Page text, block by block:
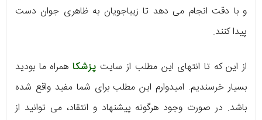
و با دقت انجام می دهد تا زیباجویان به ظاهری جوان دست
پیدا کنند.
از این که تا انتهای این مطلب از سایت پزشکاهمراه ما بودید
بسیار خرسندیم. امیدوارم این مطلب برای شما مفید واقع شده
باشد. در صورت وجود هرگونه پیشنهاد و انتقاد، می توانید از